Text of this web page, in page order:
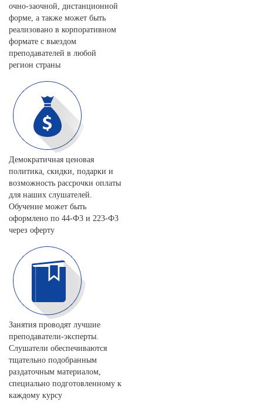
очно-заочной, дистанционной
форме, а также может быть
реализовано в корпоративном
формате с выездом
преподавателей в любой
регион страны
Демократичная ценовая
политика, скидки, подарки и
возможность рассрочки оплаты
для наших слушателей.
Обучение может быть
оформлено по 44-Ф3 и 223-Ф3
через оферту
Занятия проводят лучшие
преподаватели-эксперты.
Слушатели обеспечиваются
тщательно подобранным
раздаточным материалом,
специально подготовленному к
каждому курсу